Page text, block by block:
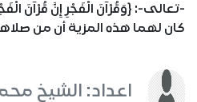
-تعالى-: {وَقُرْآنَ الْفَجْرِ إِنَّ قُرْآنَ
كان لهما هذه المزية أن من
اعداد: الشيخ